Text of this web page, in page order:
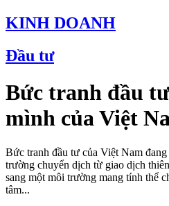
KINH DOANH
Đầu tư
Bức tranh đầu
mình của Việt
Bức tranh đầu tư của Việt Nam
trường chuyển dịch từ giao dịch
sang một môi trường mang tính thể
tâm...